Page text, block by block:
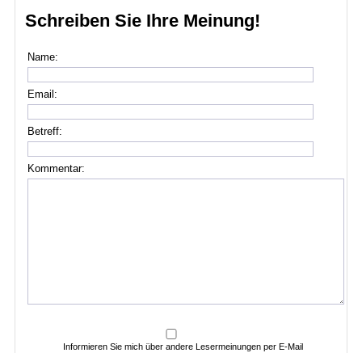
Schreiben Sie Ihre Meinung!
Name:
Email:
Betreff:
Kommentar:
Informieren Sie mich über andere Lesermeinungen per E-Mail